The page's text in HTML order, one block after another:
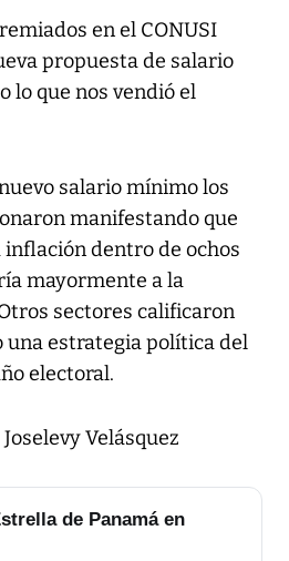
en el CONUSI
propuesta de salario
lo que nos vendió el
salario mínimo los
manifestando que
dentro de ochos
mayormente a la
sectores calificaron
una estrategia política del
electoral.
Velásquez
de Panamá en